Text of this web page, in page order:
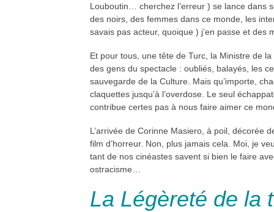
Louboutin… cherchez l’erreur ) se lance dans
des noirs, des femmes dans ce monde, les
savais pas acteur, quoique ) j’en passe et des
Et pour tous, une tête de Turc, la Ministre de
des gens du spectacle : oubliés, balayés, les
sauvegarde de la Culture. Mais qu’importe,
claquettes jusqu’à l’overdose. Le seul
contribue certes pas à nous faire aimer ce
L’arrivée de Corinne Masiero, à poil, décorée
film d’horreur. Non, plus jamais cela. Moi, je
tant de nos cinéastes savent si bien le faire
ostracisme…
La Légèreté de la